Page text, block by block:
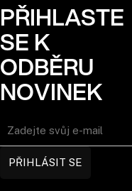
PŘIHLASTE
SE K
ODBĚRU
NOVINEK
PŘIHLÁSIT SE